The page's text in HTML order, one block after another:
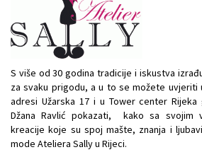
S više od 30 godina tradicije i iskustva
za svaku prigodu, a u to se možete uvjeriti
adresi Užarska 17 i u Tower center Rijeka
Džana Ravlić pokazati, kako sa svojim
kreacije koje su spoj mašte, znanja i
mode Ateliera Sally u Rijeci.